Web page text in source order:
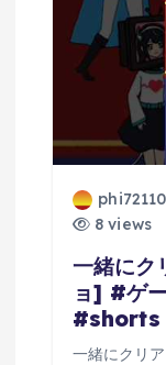
phi72110
8 views
一緒にク
ョ] #ゲ
#shorts
一緒にクリ